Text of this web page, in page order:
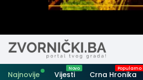
Najnovije Vijesti Crna Hronika